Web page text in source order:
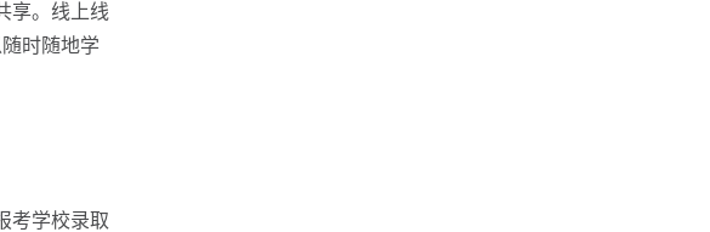
享。线上线
时随地学
考学校录取